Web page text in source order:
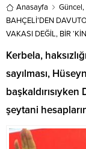
Anasayfa Güncel,
BAHÇELİ’DEN
VAKASI DEĞİL, BİR
Kerbela,
sayılması,
şeytani